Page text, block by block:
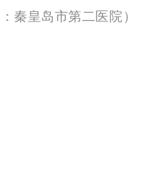
：秦皇岛市第二医院）